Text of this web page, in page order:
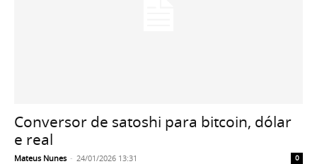
Conversor de satoshi para bitcoin, dólar
e real
Mateus Nunes - 24/01/2026 13:31 0